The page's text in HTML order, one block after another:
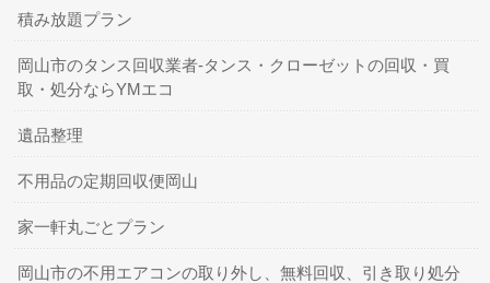
積み放題プラン
岡山市のタンス回収業者-タンス・クローゼットの回収・買
取・処分ならYMエコ
遺品整理
不用品の定期回収便岡山
家一軒丸ごとプラン
岡山市の不用エアコンの取り外し、無料回収、引き取り処分